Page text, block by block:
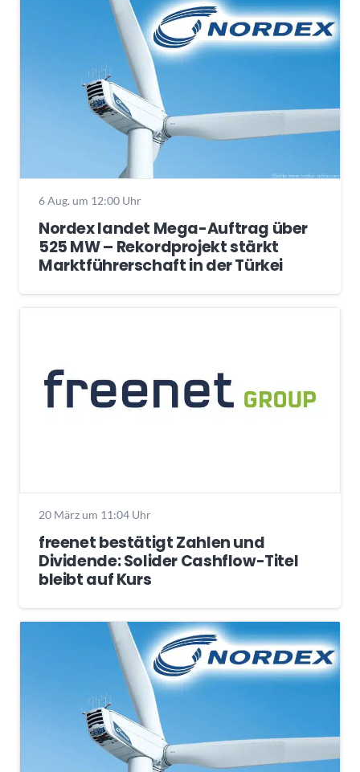
6 Aug. um 12:00 Uhr
Nordex landet Mega-Auftrag über
525 MW – Rekordprojekt stärkt
Marktführerschaft in der Türkei
20 März um 11:04 Uhr
freenet bestätigt Zahlen und
Dividende: Solider Cashflow-Titel
bleibt auf Kurs